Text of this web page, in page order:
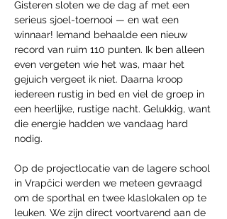
Gisteren sloten we de dag af met een
serieus sjoel-toernooi — en wat een
winnaar! Iemand behaalde een nieuw
record van ruim 110 punten. Ik ben alleen
even vergeten wie het was, maar het
gejuich vergeet ik niet. Daarna kroop
iedereen rustig in bed en viel de groep in
een heerlijke, rustige nacht. Gelukkig, want
die energie hadden we vandaag hard
nodig.
Op de projectlocatie van de lagere school
in Vrapčici werden we meteen gevraagd
om de sporthal en twee klaslokalen op te
leuken. We zijn direct voortvarend aan de